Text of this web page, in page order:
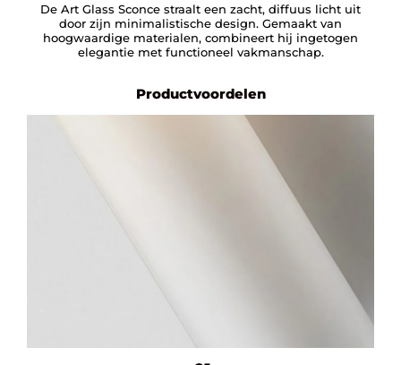
De Art Glass Sconce straalt een zacht, diffuus licht uit
door zijn minimalistische design. Gemaakt van
hoogwaardige materialen, combineert hij ingetogen
elegantie met functioneel vakmanschap.
Productvoordelen